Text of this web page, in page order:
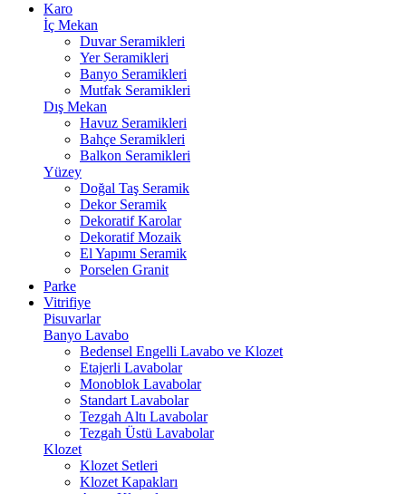
Karo
İç Mekan
Duvar Seramikleri
Yer Seramikleri
Banyo Seramikleri
Mutfak Seramikleri
Dış Mekan
Havuz Seramikleri
Bahçe Seramikleri
Balkon Seramikleri
Yüzey
Doğal Taş Seramik
Dekor Seramik
Dekoratif Karolar
Dekoratif Mozaik
El Yapımı Seramik
Porselen Granit
Parke
Vitrifiye
Pisuvarlar
Banyo Lavabo
Bedensel Engelli Lavabo ve Klozet
Etajerli Lavabolar
Monoblok Lavabolar
Standart Lavabolar
Tezgah Altı Lavabolar
Tezgah Üstü Lavabolar
Klozet
Klozet Setleri
Klozet Kapakları